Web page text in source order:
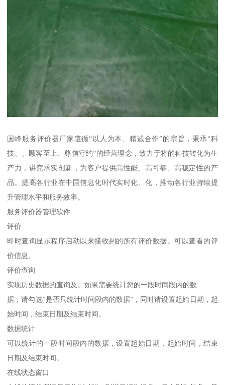
国峰服务评价器厂家遵循“以人为本、精诚合作”的宗旨，秉承“科
技、、顾客至上、尊信守约”的经营理念，致力于将的科技转化为生
产力，讲究求实创新，为客户提供高性能、高可靠、高稳定性的产
品。提高各行业在中国信息化时代实时化、化，推动各行业持续提
升管理水平和服务效率。
服务评价器管理软件
评价
即时查询显示程序启动以来接收到的所有评价数据。可以查看的评
价信息。
评价查询
实现历史数据的查询及。如果需要统计您的一段时间段内的数
据，请勾选“是否只统计时间段内的数据”，同时请设置起始日期，起
始时间，结束日期及结束时间。
数据统计
可以统计的一段时间段内的数据，设置起始日期，起始时间，结束
日期及结束时间。
在线状态窗口